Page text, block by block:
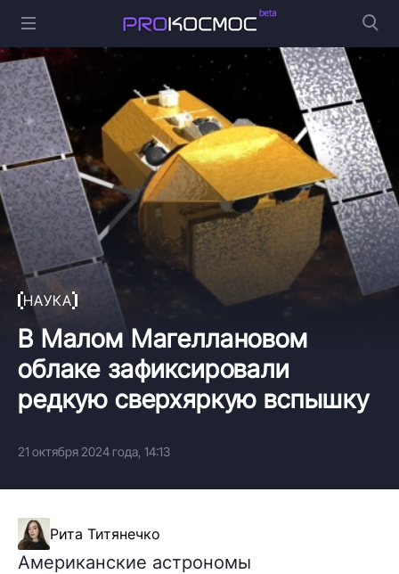
НАУКА
В Малом Магеллановом
облаке зафиксировали
редкую сверхяркую вспышку
21 октября 2024 года, 14:13
Рита Титянечко
Американские астрономы